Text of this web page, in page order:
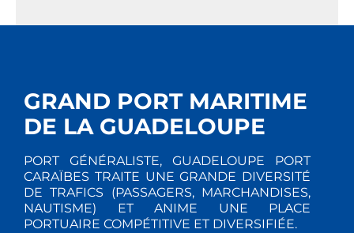
GRAND PORT MARITIME
DE LA GUADELOUPE
PORT GÉNÉRALISTE, GUADELOUPE PORT
CARAÏBES TRAITE UNE GRANDE DIVERSITÉ
DE TRAFICS (PASSAGERS, MARCHANDISES,
NAUTISME) ET ANIME UNE PLACE
PORTUAIRE COMPÉTITIVE ET DIVERSIFIÉE.